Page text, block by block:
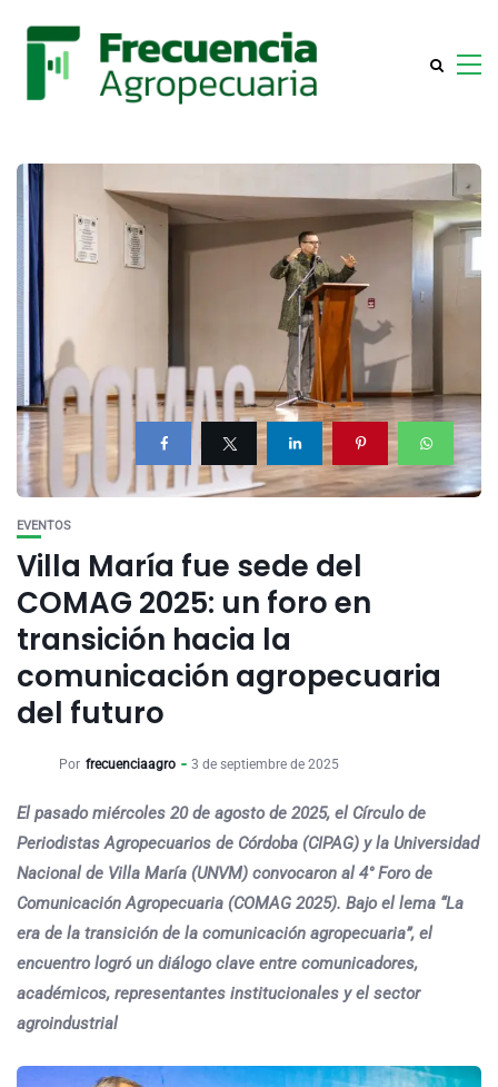
EVENTOS
Villa María fue sede del
COMAG 2025: un foro en
transición hacia la
comunicación agropecuaria
del futuro
Por frecuenciaagro 3 de septiembre de 2025
El pasado miércoles 20 de agosto de 2025, el Círculo de
Periodistas Agropecuarios de Córdoba (CIPAG) y la Universidad
Nacional de Villa María (UNVM) convocaron al 4° Foro de
Comunicación Agropecuaria (COMAG 2025). Bajo el lema “La
era de la transición de la comunicación agropecuaria”, el
encuentro logró un diálogo clave entre comunicadores,
académicos, representantes institucionales y el sector
agroindustrial